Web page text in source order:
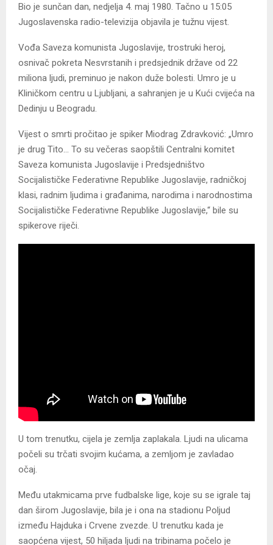
Bio je sunčan dan, nedjelja 4. maj 1980. Tačno u 15:05
Jugoslavenska radio-televizija objavila je tužnu vijest.
Vođa Saveza komunista Jugoslavije, trostruki heroj,
osnivač pokreta Nesvrstanih i predsjednik države od 22
miliona ljudi, preminuo je nakon duže bolesti. Umro je u
Kliničkom centru u Ljubljani, a sahranjen je u Kući cvijeća na
Dedinju u Beogradu.
Vijest o smrti pročitao je spiker Miodrag Zdravković: „Umro
je drug Tito… To su večeras saopštili Centralni komitet
Saveza komunista Jugoslavije i Predsjedništvo
Socijalističke Federativne Republike Jugoslavije, radničkoj
klasi, radnim ljudima i građanima, narodima i narodnostima
Socijalističke Federativne Republike Jugoslavije,“ bile su
spikerove riječi.
U tom trenutku, cijela je zemlja zaplakala. Ljudi na ulicama
počeli su trčati svojim kućama, a zemljom je zavladao
očaj.
Među utakmicama prve fudbalske lige, koje su se igrale taj
dan širom Jugoslavije, bila je i ona na stadionu Poljud
između Hajduka i Crvene zvezde. U trenutku kada je
saopćena vijest, 50 hiljada ljudi na tribinama počelo je